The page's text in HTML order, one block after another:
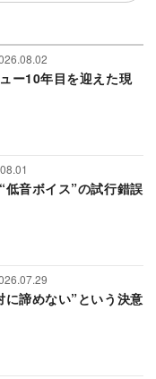
ー10年目を迎えた現
低音ボイス”の試行錯誤
に諦めない”という決意